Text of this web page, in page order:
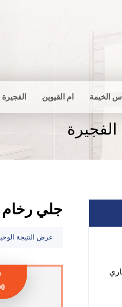
الخيمة ام القيوين الفجيرة
جلي رخام
عرض النتيجة